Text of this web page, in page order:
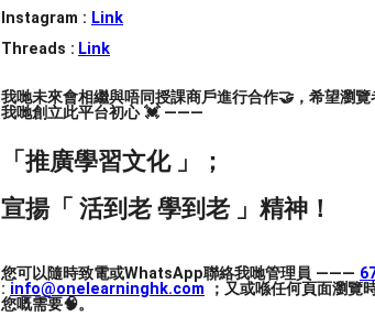
Instagram : Link
Threads : Link
我哋未來會相繼與唔同授課商戶進行合作🤝，希望瀏
我哋創立此平台初心 💓 ———
「推廣學習文化 」；
宣揚「 活到老 學到老 」精神！
您可以隨時致電或WhatsApp聯絡我哋管理員 ———
: info@onelearninghk.com ；又或喺任何頁面瀏
您嘅需要🧠。